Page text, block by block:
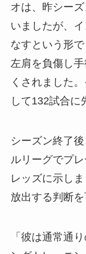
オは、昨シー
いましたが、
なすという形
左肩を負傷し
くされました
して132試合に
シーズン終了
ルリーグでプ
レッズに示し
放出する判断を
「彼は通常通